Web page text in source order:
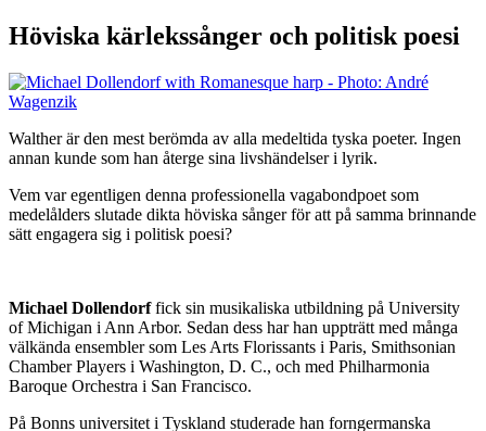
Höviska kärlekssånger och politisk poesi
Walther är den mest berömda av alla medeltida tyska poeter. Ingen
annan kunde som han återge sina livshändelser i lyrik.
Vem var egentligen denna professionella vagabondpoet som
medelålders slutade dikta höviska sånger för att på samma brinnande
sätt engagera sig i politisk poesi?
Michael Dollendorffick sin musikaliska utbildning på University
of Michigan i Ann Arbor. Sedan dess har han uppträtt med många
välkända ensembler som Les Arts Florissants i Paris, Smithsonian
Chamber Players i Washington, D. C., och med Philharmonia
Baroque Orchestra i San Francisco.
På Bonns universitet i Tyskland studerade han forngermanska